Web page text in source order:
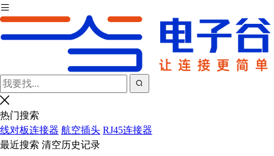
热门搜索
线对板连接器 航空插头 RJ45连接器
最近搜索 清空历史记录